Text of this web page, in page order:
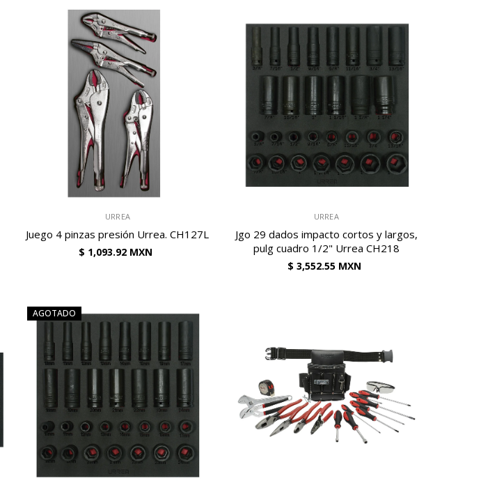
URREA
Juego 4 pinzas presión Urrea. CH127L
$ 1,093.92 MXN
URREA
Jgo 29 dados impacto cortos y largos,
pulg cuadro 1/2" Urrea CH218
$ 3,552.55 MXN
AGOTADO